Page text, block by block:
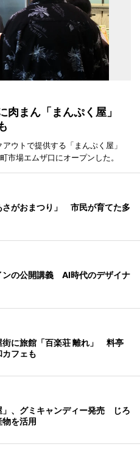
肉まん「まんぷく屋」
ウトで提供する「まんぷく屋」
市場エムザ口にオープンした。
さがおまつり」 市民が育てた多
ンの公開講義 AI時代のデザイナ
街に旅館「百楽荘 離れ」 料亭
フェも
」、グミキャンディー発売 じろ
を活用